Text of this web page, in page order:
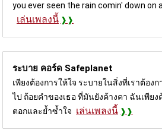
you ever seen the rain comin' down on
เล่นเพลงนี้
ระบาย คอร์ด Safeplanet
เพียงต้องการให้ใจ ระบายในสิ่งที่เราต้อง
ไป ถ้อยคำของเธอ ที่มันยังค้างคา ฉันเพียง
ตอกและย้ำซ้ำใจ เล่นเพลงนี้